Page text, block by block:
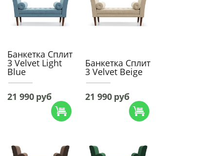
Банкетка Сплит
3 Velvet Light
Blue
21 990 руб
Банкетка Сплит
3 Velvet Beige
21 990 руб